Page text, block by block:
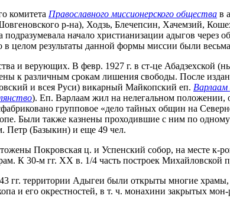
комитета Православного миссионерского общества в
р-на), Ходзь, Блечепсин, Хачемзий,
начало христианизации адыгов через
в целом результаты данной формы миссии были
и верующих. В февр. 1927 г. в ст-це Абадзехской
к различным срокам лишения свободы. После
и всея Руси) викарный Майкопский еп. Варлаам
). Еп. Варлаам жил на нелегальном положении,
групповое «дело тайных общин на
Были также казнены проходившие с ним по
Петр (Базыкин) и еще 49 чел.
Покровская ц. и Успенский собор, на месте к-
К 30-м гг. XX в. 1/4 часть построек Михайловской
гг. территории Адыгеи были открыты многие
и его окрестностей, в т. ч. монахини закрытых мон-